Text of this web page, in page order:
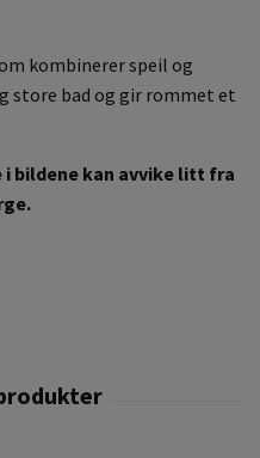
kombinerer speil og
store bad og gir rommet et
i bildene kan avvike litt fra